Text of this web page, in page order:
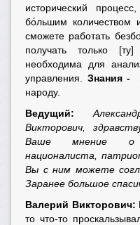
исторический
бо́льшим количеством
сможете работать
получать только
необходима для
управления. Знания -
народу.
Ведущий:
Викторович,
Ваше мнение о
националиста,
Вы с ним можете
Заранее большое
Валерий Викторович:
то что-то